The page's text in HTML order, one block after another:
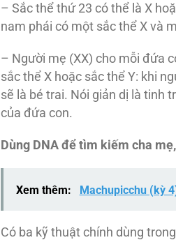
– Sắc thể thứ 23 có thể là X
nam phái có một sắc thể X và
– Người mẹ (XX) cho mỗi đứa
sắc thể X hoặc sắc thể Y: khi
sẽ là bé trai. Nói giản dị là tinh
của đứa con.
Dùng DNA để tìm kiếm cha
Xem thêm: Machupicchu (kỳ
Có ba kỹ thuật chính dùng